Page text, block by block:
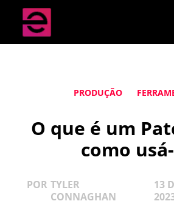
PRODUÇÃO
O que é um
como
POR TYLER
CONNAGHAN
13